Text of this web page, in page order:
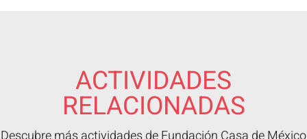
ACTIVIDADES
RELACIONADAS